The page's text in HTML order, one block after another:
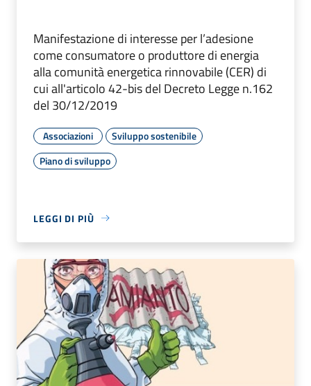
Manifestazione di interesse per l’adesione
come consumatore o produttore di energia
alla comunità energetica rinnovabile (CER) di
cui all'articolo 42-bis del Decreto Legge n.162
del 30/12/2019
Associazioni
Sviluppo sostenibile
Piano di sviluppo
LEGGI DI PIÙ